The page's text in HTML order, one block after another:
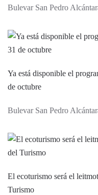
Bulevar San Pedro
Ya está disponible el
de octubre
Bulevar San Pedro
El ecoturismo será el
Turismo